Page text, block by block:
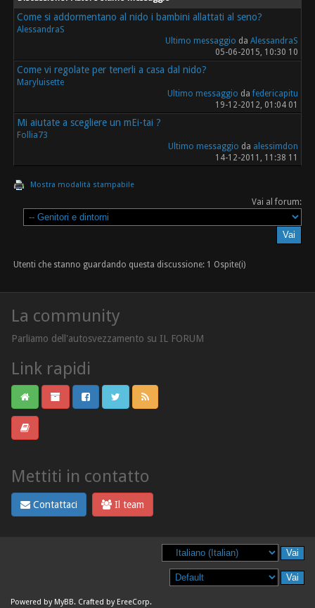
Come si addormentano al nido i bambini allattati al seno?
AlessandraS
Ultimo messaggio da AlessandraS
05-06-2015, 10:30 10
Come vi regolate per tenerli a casa dal nido?
Maryluisette
Ultimo messaggio dafedericapitu
19-12-2012, 01:04 01
Mi aiutate a scegliere un mEi-tai ?
Follia73
Ultimo messaggio da alessimdon
14-12-2011, 11:38 11
Mostra modalità stampabile
Vai al forum:
Utenti che stanno guardando questa discussione: 1 Ospite(i)
La community
Parliamo dell'autosvezzamento su IL FORUM
Link rapidi
Mettiti in contatto
Contattaci Il team
Powered by MyBB. Crafted by EreeCorp.